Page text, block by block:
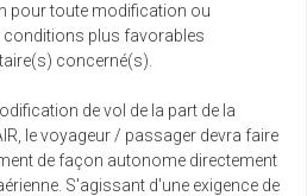
pour toute modification ou
conditions plus favorables
concerné(s).
de vol de la part de la
le voyageur / passager devra faire
de façon autonome directement
S'agissant d'une exigence de